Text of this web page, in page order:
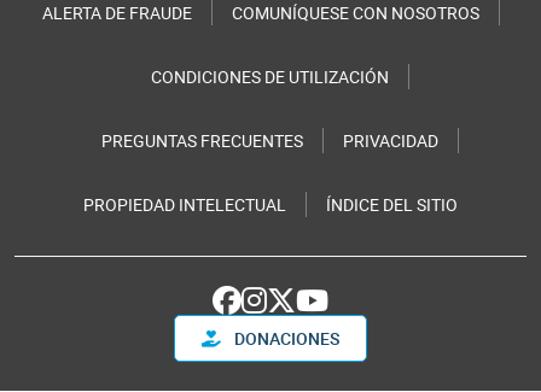
ALERTA DE FRAUDE COMUNÍQUESE CON NOSOTROS
CONDICIONES DE UTILIZACIÓN
PREGUNTAS FRECUENTES PRIVACIDAD
PROPIEDAD INTELECTUAL ÍNDICE DEL SITIO
DONACIONES